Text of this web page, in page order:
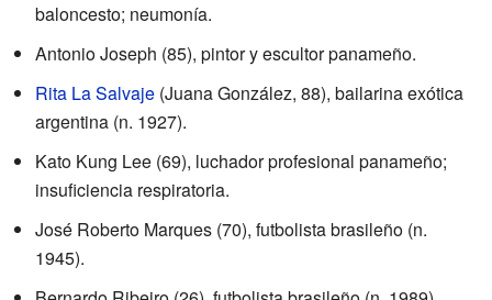
baloncesto; neumonía.
Antonio Joseph (85), pintor y escultor panameño.
Rita La Salvaje (Juana González, 88), bailarina exótica
argentina (n. 1927).
Kato Kung Lee (69), luchador profesional panameño;
insuficiencia respiratoria.
José Roberto Marques (70), futbolista brasileño (n.
1945).